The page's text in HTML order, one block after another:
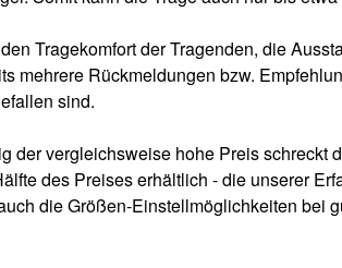
Tragekomfort der Tragenden, die
mehrere Rückmeldungen bzw.
sind.
der vergleichsweise hohe Preis schreckt
des Preises erhältlich - die unserer
die Größen-Einstellmöglichkeiten bei